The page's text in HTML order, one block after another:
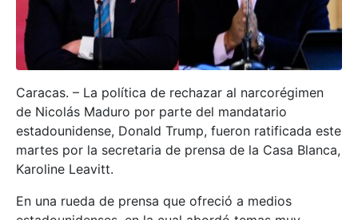
Caracas. – La política de rechazar al narcorégimen
de Nicolás Maduro por parte del mandatario
estadounidense, Donald Trump, fueron ratificada este
martes por la secretaria de prensa de la Casa Blanca,
Karoline Leavitt.
En una rueda de prensa que ofreció a medios